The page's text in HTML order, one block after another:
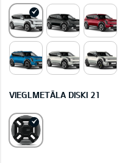
VIEGLMETĀLA DISKI 21